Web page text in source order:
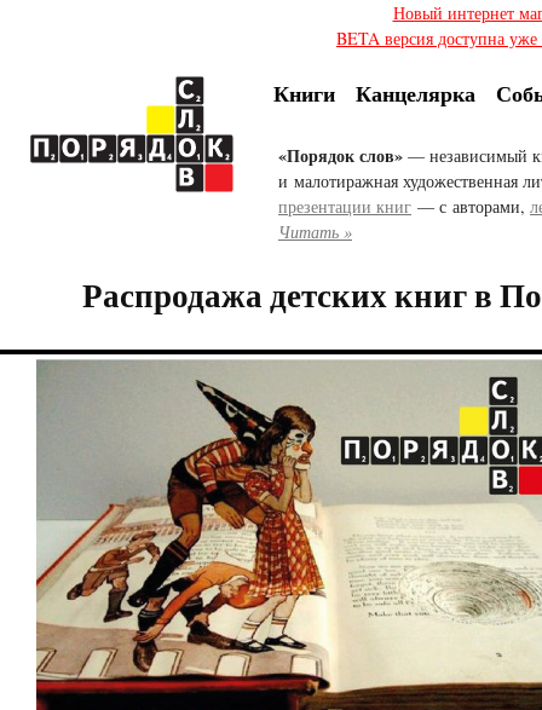
Новый интернет
BETA версия доступна
Книги Канцелярка
«Порядок слов» — независимый
и малотиражная художественная
презентации книг — с авторами,
Читать »
Распродажа детских книг в